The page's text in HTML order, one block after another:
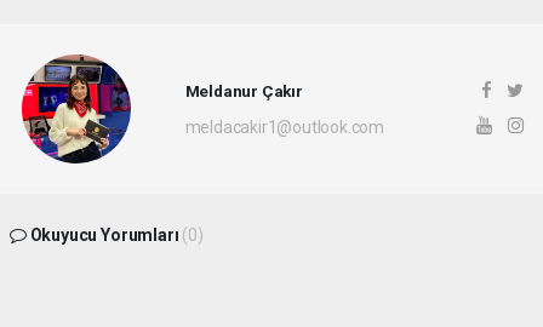
Meldanur Çakır
meldacakir1@outlook.com
Okuyucu Yorumları (0)